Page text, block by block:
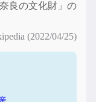
良の文化財」の
(2022/04/25)